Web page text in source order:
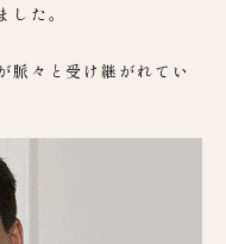
た。
脈々と受け継がれてい